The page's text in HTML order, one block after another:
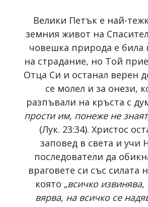
Велики Петък е най-
земния живот на
човешка природа е била
на страдание, но Той
Отца Си и останал верен
се молел и за онези,
разпъвали на кръста с
прости им, понеже не
(Лук. 23:34). Христос
заповед в света и учи
последователи да
враговете си със силата
която „всичко извинява,
вярва, на всичко се